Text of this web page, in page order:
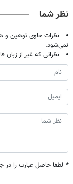
نظر شما
نظرات حاوی توهین و
نمی‌شود.
نظراتی که غیر از زبان
* لطفا حاصل عبارت را در